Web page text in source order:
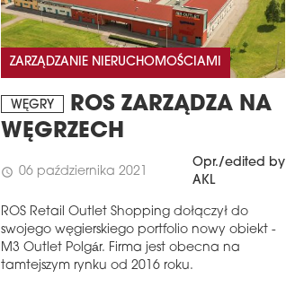
ZARZĄDZANIE NIERUCHOMOŚCIAMI
WĘGRY
ROS ZARZĄDZA NA
WĘGRZECH
schedule 06 października 2021
Opr./edited by
AKL
ROS Retail Outlet Shopping dołączył do
swojego węgierskiego portfolio nowy obiekt -
M3 Outlet Polgár. Firma jest obecna na
tamtejszym rynku od 2016 roku.